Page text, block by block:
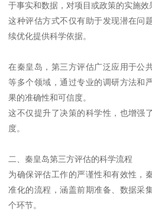
于事实和数据，对项目或政策的实施效
这种评估方式不仅有助于发现潜在问
续优化提供科学依据。
在秦皇岛，第三方评估广泛应用于公
等多个领域，通过专业的调研方法和
果的准确性和可信度。
这不仅提升了决策的科学性，也增强
度。
二、秦皇岛第三方评估的科学流程
为确保评估工作的严谨性和有效性，
准化的流程，涵盖前期准备、数据采
个环节。